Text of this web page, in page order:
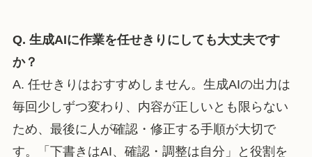
Q. 生成AIに作業を任せきりにしても大丈夫です
か？
A. 任せきりはおすすめしません。生成AIの出力は
毎回少しずつ変わり、内容が正しいとも限らない
ため、最後に人が確認・修正する手順が大切で
す。「下書きはAI、確認・調整は自分」と役割を